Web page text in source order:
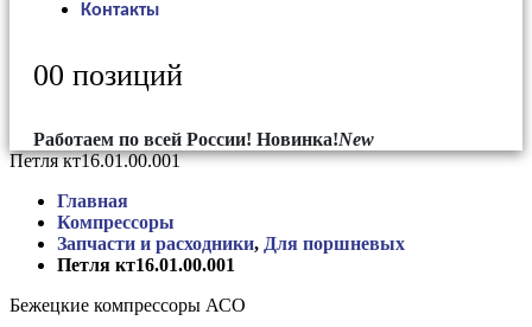
Контакты
00 позиций
Работаем по всей России! Новинка!New
Петля кт16.01.00.001
Главная
Компрессоры
Запчасти и расходники, Для поршневых
Петля кт16.01.00.001
Бежецкие компрессоры АСО